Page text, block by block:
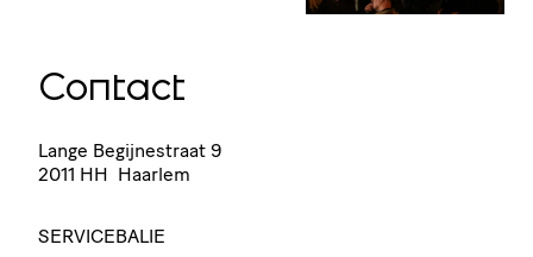
Contact
Lange Begijnestraat 9
2011 HH Haarlem
SERVICEBALIE